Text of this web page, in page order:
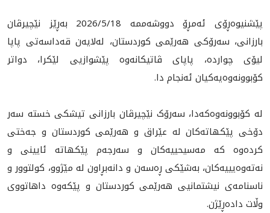
پێشنيوه‌ڕۆى ئەمڕۆ دووشەممە 2026/5/18 بەڕێز نێچیرڤان
بارزانی، سەرۆکی هەرێمی کوردستان، لەلایەن قەداسەتی پاپا
ليۆى چوارده‌، پاپای ڤاتیکانەوە پێشوازیی لێکرا، دواتر
کۆبوونەوەیەکیان ئەنجام دا.
لە كۆبوونه‌وه‌كه‌دا، سەرۆک نێچیرڤان بارزانی تیشکی خستە سەر
دۆخی پێکهاتەکان له‌ عێراق و هه‌رێمى كوردستان و جەختی
کردەوە کە مەسیحییەکان و سەرجەم پێکهاتە ئایینی و
نەتەوەیییەکان، بەشێکی ڕەسەن و دانەبڕاون لە مێژوو، کولتوور و
ناسنامەی نيشتمانيى هەرێمی کوردستان و پێکەوە داهاتووی
وڵات دادەڕێژن.